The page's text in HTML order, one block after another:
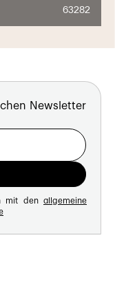
63282
Newsletter
mit den allgemeine